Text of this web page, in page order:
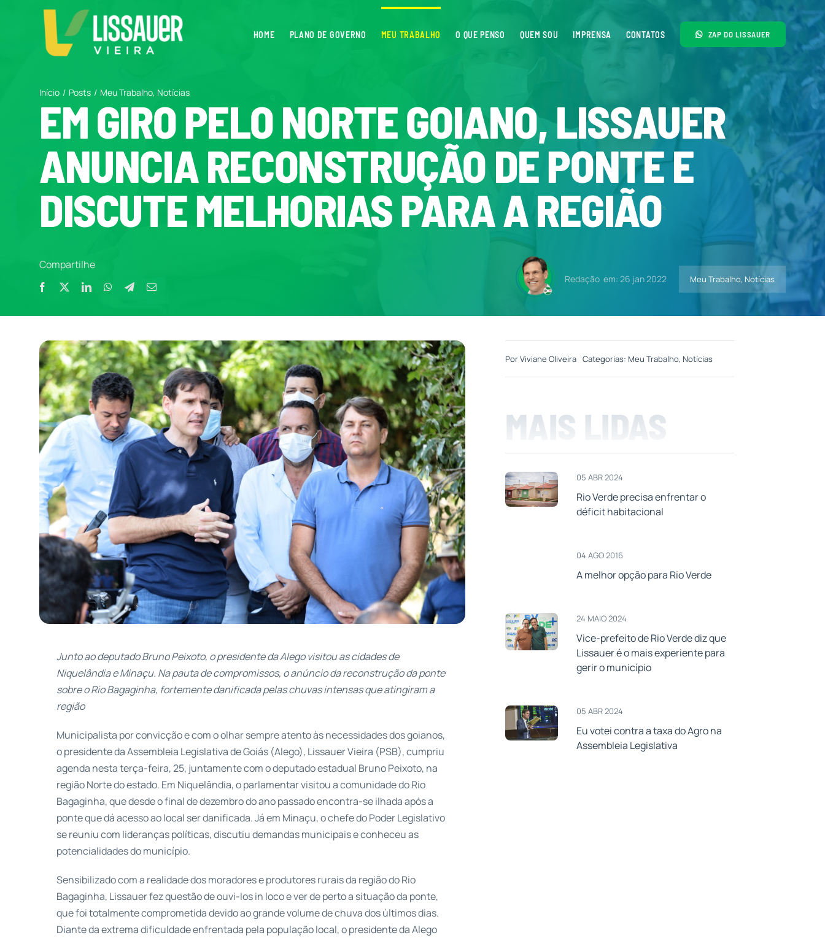
HOME PLANO DE GOVERNO MEU TRABALHO O QUE PENSO QUEM SOU IMPRENSA CONTATOS ZAP DO LISSAUER
Início Posts Meu Trabalho Notícias
EM GIRO PELO NORTE GOIANO, LISSAUER
ANUNCIA RECONSTRUÇÃO DE PONTE E
DISCUTE MELHORIAS PARA A REGIÃO
Compartilhe
Redação em: 26 jan 2022 Meu Trabalho, Notícias
Junto ao deputado Bruno Peixoto, o presidente da Alego visitou as cidades de
Niquelândia e Minaçu. Na pauta de compromissos, o anúncio da reconstrução da ponte
sobre o Rio Bagaginha, fortemente danificada pelas chuvas intensas que atingiram a
região
Municipalista por convicção e com o olhar sempre atento às necessidades dos goianos,
o presidente da Assembleia Legislativa de Goiás (Alego), Lissauer Vieira (PSB), cumpriu
agenda nesta terça-feira, 25, juntamente com o deputado estadual Bruno Peixoto, na
região Norte do estado. Em Niquelândia, o parlamentar visitou a comunidade do Rio
Bagaginha, que desde o final de dezembro do ano passado encontra-se ilhada após a
ponte que dá acesso ao local ser danificada. Já em Minaçu, o chefe do Poder Legislativo
se reuniu com lideranças políticas, discutiu demandas municipais e conheceu as
potencialidades do município.
Sensibilizado com a realidade dos moradores e produtores rurais da região do Rio
Bagaginha, Lissauer fez questão de ouvi-los in loco e ver de perto a situação da ponte,
que foi totalmente comprometida devido ao grande volume de chuva dos últimos dias.
Diante da extrema dificuldade enfrentada pela população local, o presidente da Alego
PorViviane Oliveira Categorias: Meu Trabalho, Notícias
MAIS LIDAS
05 ABR 2024
Rio Verde precisa enfrentar o
déficit habitacional
04 AGO 2016
A melhor opção para Rio Verde
24 MAIO 2024
Vice-prefeito de Rio Verde diz que
Lissauer é o mais experiente para
gerir o município
05 ABR 2024
Eu votei contra a taxa do Agro na
Assembleia Legislativa